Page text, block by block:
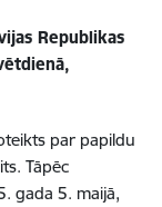
Republikas
par papildu
Tāpēc
gada 5. maijā,